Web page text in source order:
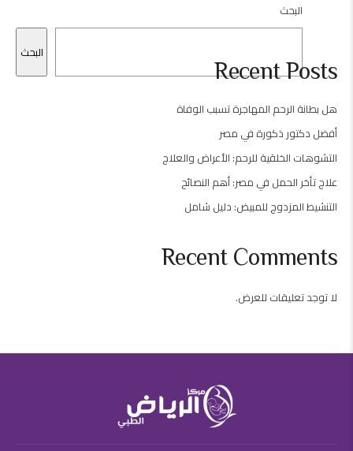
البحث
البحث
Recent Posts
هل بطانة الرحم المهاجرة تسبب الوفاة
أفضل دكتور ذكورة في مصر
التشوهات الخلقية للرحم: الأعراض والعلاج
علاج تأخر الحمل في مصر: أهم النصائح
التنشيط المزدوج للمبيض: دليل شامل
Recent Comments
لا توجد تعليقات للعرض.